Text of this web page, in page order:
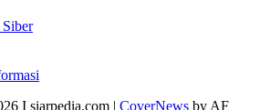
I siarpedia.com | CoverNews by AF